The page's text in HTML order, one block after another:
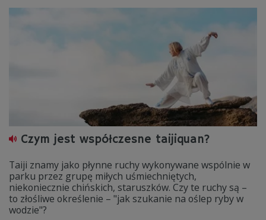
Czym jest współczesne taijiquan?
Taiji znamy jako płynne ruchy wykonywane wspólnie w
parku przez grupę miłych uśmiechniętych,
niekoniecznie chińskich, staruszków. Czy te ruchy są –
to złośliwe określenie – "jak szukanie na oślep ryby w
wodzie"?